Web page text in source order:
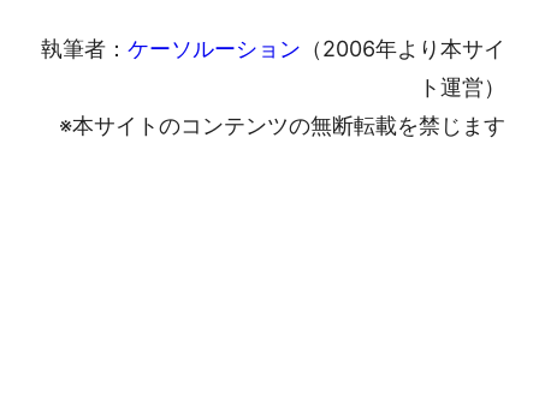
執筆者： ケーソルーション （2006年より本サイ
ト運営）
※本サイトのコンテンツの無断転載を禁じます